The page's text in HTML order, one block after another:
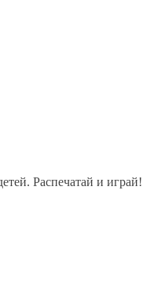
Распечатай и играй!